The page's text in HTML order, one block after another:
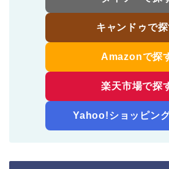
キャンドゥで
Amazonで探
楽天市場で探
Yahoo!ショッピン